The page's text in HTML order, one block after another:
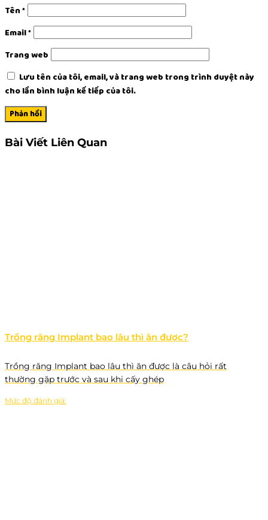
Tên*
Email*
Trang web
Lưu tên của tôi, email, và trang web trong trình duyệt này
cho lần bình luận kế tiếp của tôi.
Bài Viết Liên Quan
Trồng răng Implant bao lâu thì ăn được?
Trồng răng Implant bao lâu thì ăn được là câu hỏi rất
thường gặp trước và sau khi cấy ghép
Mức độ đánh giá: